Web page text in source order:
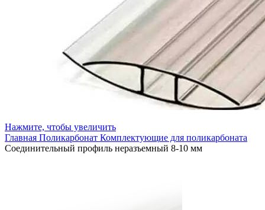
Нажмите, чтобы увеличить
Главная Поликарбонат Комплектующие для поликарбоната
Соединительный профиль неразъемный 8-10 мм